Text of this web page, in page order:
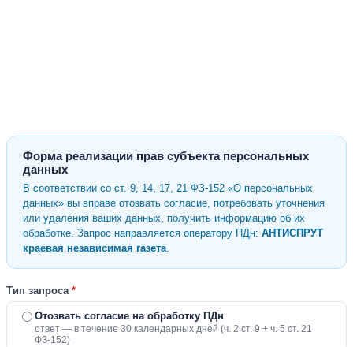
Форма реализации прав субъекта персональных
данных
В соответствии со ст. 9, 14, 17, 21 ФЗ-152 «О персональных
данных» вы вправе отозвать согласие, потребовать уточнения
или удаления ваших данных, получить информацию об их
обработке. Запрос направляется оператору ПДн: АНТИСПРУТ
краевая независимая газета.
Тип запроса *
Отозвать согласие на обработку ПДн
ответ — в течение 30 календарных дней (ч. 2 ст. 9 + ч. 5 ст. 21
ФЗ-152)